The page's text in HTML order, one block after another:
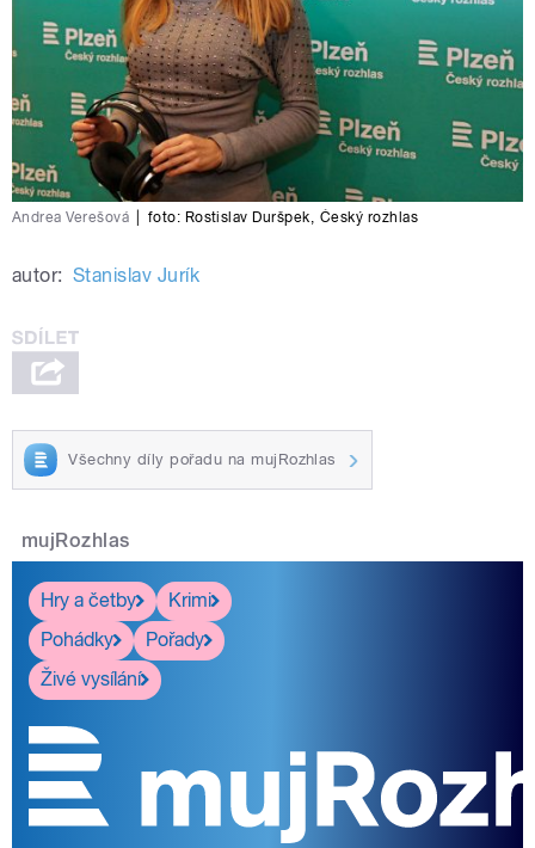
Andrea Verešová foto: Rostislav Duršpek, Český rozhlas
autor: Stanislav Jurík
Všechny díly pořadu na mujRozhlas
mujRozhlas
Hry a četby
Krimi
Pohádky
Pořady
Živé vysílání